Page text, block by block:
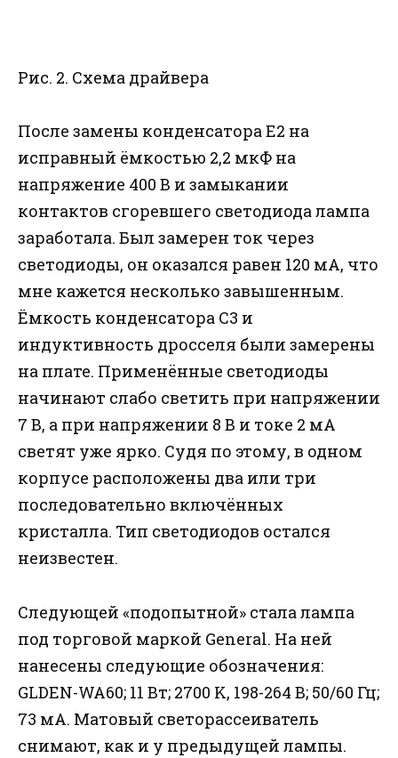
Рис. 2. Схема драйвера
После замены конденсатора Е2 на
исправный ёмкостью 2,2 мкФ на
напряжение 400 В и замыкании
контактов сгоревшего светодиода лампа
заработала. Был замерен ток через
светодиоды, он оказался равен 120 мА, что
мне кажется несколько завышенным.
Ёмкость конденсатора С3 и
индуктивность дросселя были замерены
на плате. Применённые светодиоды
начинают слабо светить при напряжении
7 В, а при напряжении 8 В и токе 2 мА
светят уже ярко. Судя по этому, в одном
корпусе расположены два или три
последовательно включённых
кристалла. Тип светодиодов остался
неизвестен.
Следующей «подопытной» стала лампа
под торговой маркой General. На ней
нанесены следующие обозначения:
GLDEN-WA60; 11 Bт; 2700 K, 198-264 B; 50/60 Гц;
73 мА. Матовый светорассеиватель
снимают, как и у предыдущей лампы.